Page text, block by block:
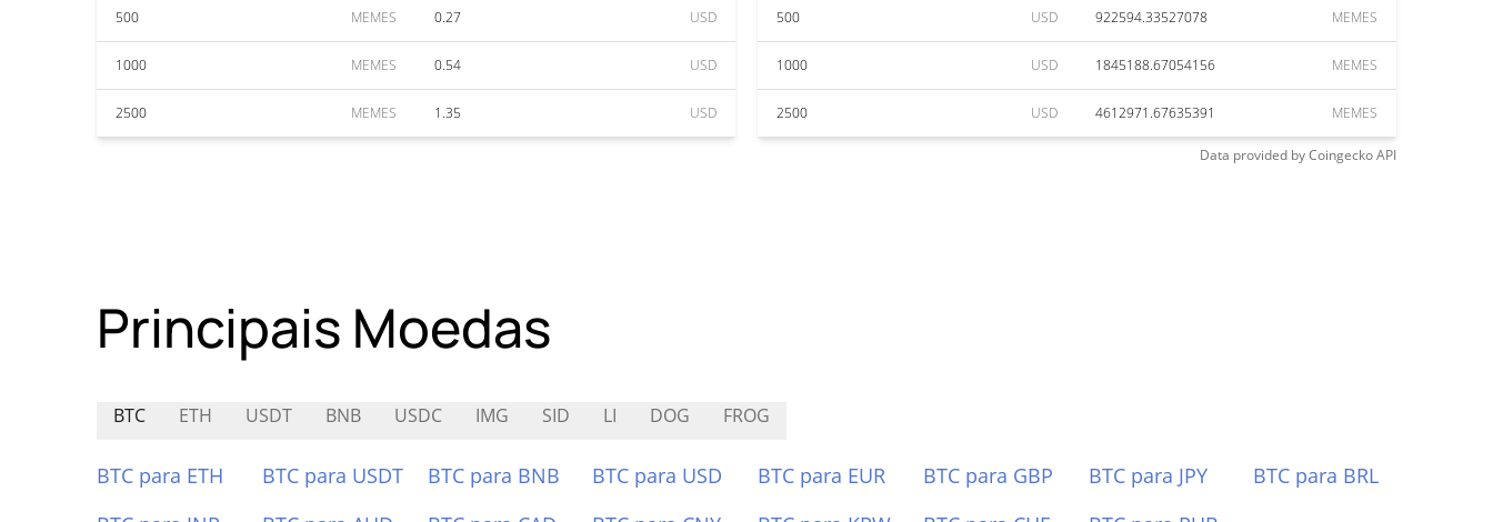
500 MEMES 0.27 USD
1000 MEMES 0.54 USD
2500 MEMES 1.35 USD
500 USD 922594.33527078 MEMES
1000 USD 1845188.67054156 MEMES
2500 USD 4612971.67635391 MEMES
Data provided byCoingeckoAPI
Principais Moedas
BTC ETH USDT BNB USDC IMG SID LI DOG FROG
BTC para ETH BTC para USDT BTC para BNB BTC para USD BTC para EUR BTC para GBP BTC para JPY
BTC para BRL